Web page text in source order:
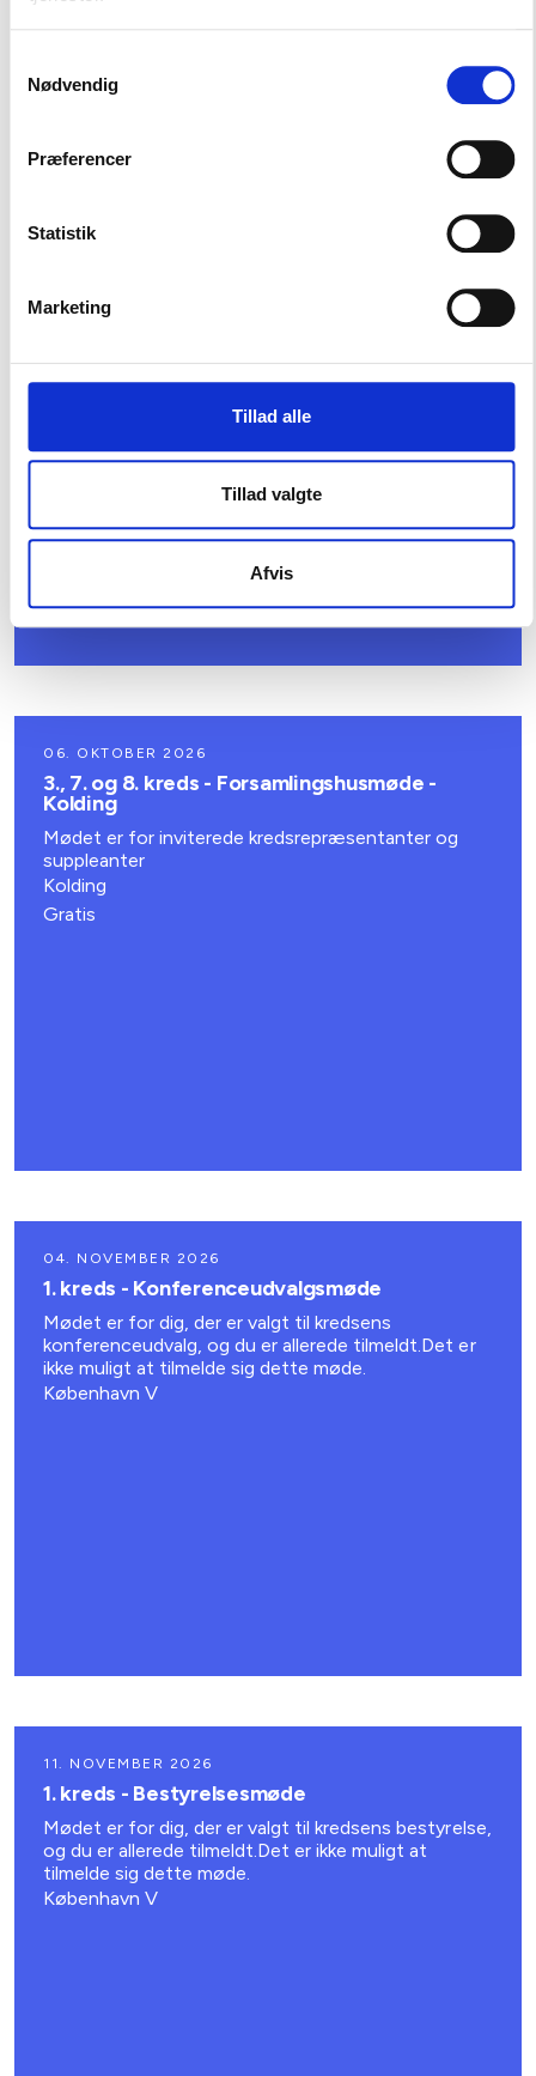
Nødvendig
Præferencer
Statistik
Marketing
Tillad alle
Tillad valgte
Afvis
Herning
Mødet er for inviterede kredsrepræsentanter og
Herning
06. OKTOBER 2026
3., 7. og 8. kreds - Forsamlingshusmøde -
Kolding
Mødet er for inviterede kredsrepræsentanter og
suppleanter
Kolding
Gratis
04. NOVEMBER 2026
1. kreds - Konferenceudvalgsmøde
Mødet er for dig, der er valgt til kredsens
konferenceudvalg, og du er allerede tilmeldt.Det er
ikke muligt at tilmelde sig dette møde.
København V
11. NOVEMBER 2026
1. kreds - Bestyrelsesmøde
Mødet er for dig, der er valgt til kredsens bestyrelse,
og du er allerede tilmeldt.Det er ikke muligt at
tilmelde sig dette møde.
København V